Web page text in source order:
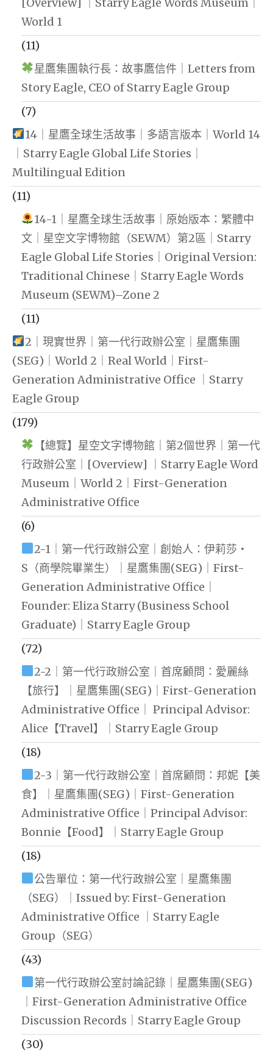
World 1
(11)
星鷹集團執行長：故事鷹信件｜Letters from
Story Eagle, CEO of Starry Eagle Group
(7)
14｜星鷹全球生活故事｜多語言版本｜World 14
｜Starry Eagle Global Life Stories｜
Multilingual Edition
(11)
14-1｜星鷹全球生活故事｜原始版本：繁體中
文｜星空文字博物館（SEWM）第2區｜Starry
Eagle Global Life Stories｜Original Version:
Traditional Chinese｜Starry Eagle Words
Museum (SEWM)–Zone 2
(11)
2｜現實世界｜第一代行政辦公室｜星鷹集團
(SEG)｜World 2｜Real World｜First-
Generation Administrative Office ｜Starry
Eagle Group
(179)
【總覽】星空文字博物館｜第2個世界｜第一代
行政辦公室｜[Overview] ｜Starry Eagle Word
Museum｜World 2｜First-Generation
Administrative Office
(6)
2-1｜第一代行政辦公室｜創始人：伊莉莎・
S（商學院畢業生）｜星鷹集團(SEG)｜First-
Generation Administrative Office｜
Founder: Eliza Starry (Business School
Graduate)｜Starry Eagle Group
(72)
2-2｜第一代行政辦公室｜首席顧問：愛麗絲
【旅行】｜星鷹集團(SEG)｜First-Generation
Administrative Office｜ Principal Advisor:
Alice【Travel】｜Starry Eagle Group
(18)
2-3｜第一代行政辦公室｜首席顧問：邦妮【美
食】｜星鷹集團(SEG)｜First-Generation
Administrative Office｜Principal Advisor:
Bonnie【Food】｜Starry Eagle Group
(18)
公告單位：第一代行政辦公室｜星鷹集團
（SEG）｜Issued by: First-Generation
Administrative Office ｜Starry Eagle
Group（SEG）
(43)
第一代行政辦公室討論記錄｜星鷹集團(SEG)
｜First-Generation Administrative Office
Discussion Records｜Starry Eagle Group
(30)